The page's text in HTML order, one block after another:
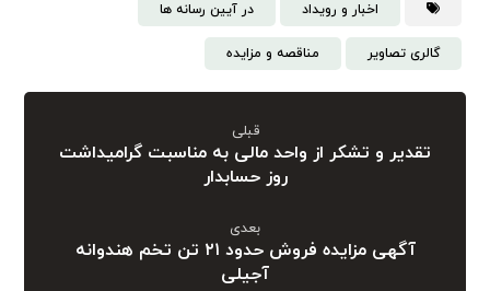
اخبار و رویداد در آیین رسانه ها
گالری تصاویر مناقصه و مزایده
قبلی
تقدیر و تشکر از واحد مالی به مناسبت گرامیداشت
روز حسابدار
بعدی
آگهی مزایده فروش حدود ۲۱ تن تخم هندوانه
آجیلی